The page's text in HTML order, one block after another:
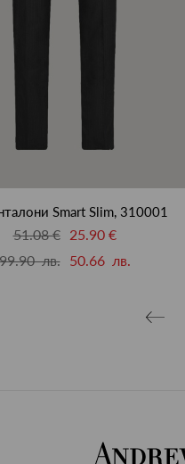
Smart Slim, 310001
51.08 €
25.90 €
лв.
50.66 лв.